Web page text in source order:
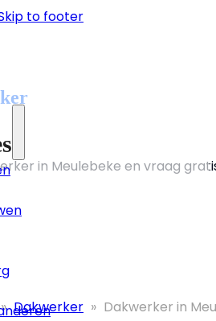
to footer
in Meulebeke en vraag
Dakwerker » Dakwerker in